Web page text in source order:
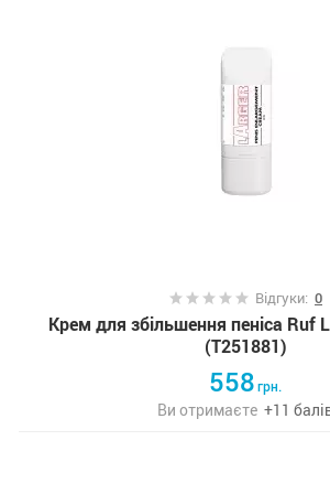
Відгуки: 0
Крем для збільшення пеніса Ruf
(T251881)
558грн.
Ви отримаєте +11